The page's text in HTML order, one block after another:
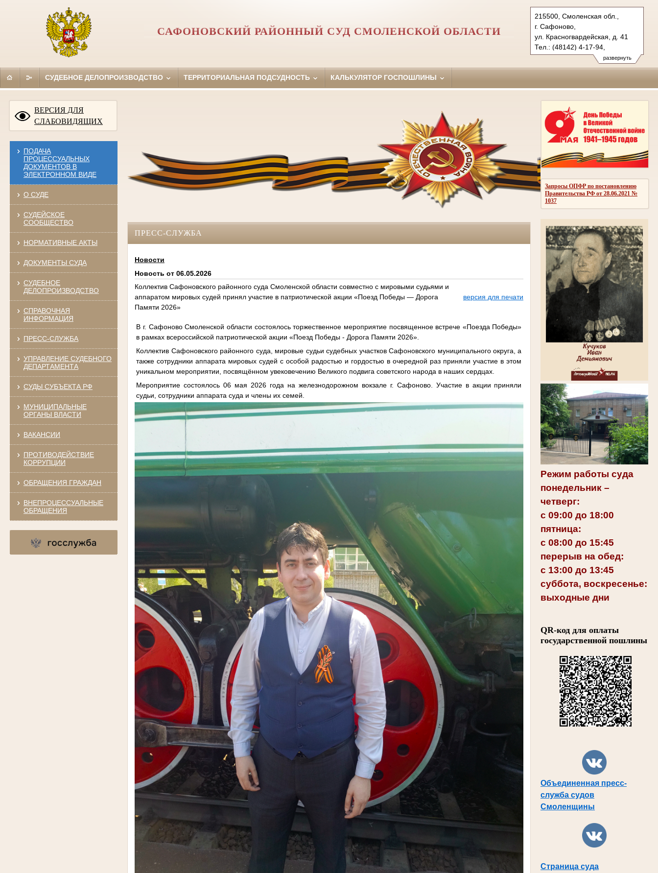
развернуть
215500, Смоленская обл.,
г. Сафоново,
ул. Красногвардейская, д. 41
Тел.: (48142) 4-17-94,
(48139) 2-14-72
safonovo.sml@sudrf.ru
САФОНОВСКИЙ РАЙОННЫЙ СУД СМОЛЕНСКОЙ ОБЛАСТИ
СУДЕБНОЕ ДЕЛОПРОИЗВОДСТВО ТЕРРИТОРИАЛЬНАЯ ПОДСУДНОСТЬ КАЛЬКУЛЯТОР ГОСПОШЛИНЫ
ВЕРСИЯ ДЛЯ
СЛАБОВИДЯЩИХ
ПОДАЧА
ПРОЦЕССУАЛЬНЫХ
ДОКУМЕНТОВ В
ЭЛЕКТРОННОМ ВИДЕ
О СУДЕ
СУДЕЙСКОЕ
СООБЩЕСТВО
НОРМАТИВНЫЕ АКТЫ
ДОКУМЕНТЫ СУДА
СУДЕБНОЕ
ДЕЛОПРОИЗВОДСТВО
СПРАВОЧНАЯ
ИНФОРМАЦИЯ
ПРЕСС-СЛУЖБА
УПРАВЛЕНИЕ СУДЕБНОГО
ДЕПАРТАМЕНТА
СУДЫ СУБЪЕКТА РФ
МУНИЦИПАЛЬНЫЕ
ОРГАНЫ ВЛАСТИ
ВАКАНСИИ
ПРОТИВОДЕЙСТВИЕ
КОРРУПЦИИ
ОБРАЩЕНИЯ ГРАЖДАН
ВНЕПРОЦЕССУАЛЬНЫЕ
ОБРАЩЕНИЯ
Запросы ОПФР по постановлению
Правительства РФ от 28.06.2021 №
1037
Режим работы суда
понедельник –
четверг:
с 09:00 до 18:00
пятница:
с 08:00 до 15:45
перерыв на обед:
с 13:00 до 13:45
суббота, воскресенье:
выходные дни
QR-код для оплаты
государственной пошлины
Объединенная пресс-
служба судов
Смоленщины
Страница суда
ПРЕСС-СЛУЖБА
Новости
Новость от 06.05.2026
Коллектив Сафоновского районного суда Смоленской области совместно с мировыми судьями и
аппаратом мировых судей принял участие в патриотической акции «Поезд Победы — Дорога
Памяти 2026»
версия для печати
В г. Сафоново Смоленской области состоялось торжественное мероприятие посвященное встрече «Поезда Победы»
в рамках всероссийской патриотической акции «Поезд Победы - Дорога Памяти 2026».
Коллектив Сафоновского районного суда, мировые судьи судебных участков Сафоновского муниципального округа, а
также сотрудники аппарата мировых судей с особой радостью и гордостью в очередной раз приняли участие в этом
уникальном мероприятии, посвящённом увековечению Великого подвига советского народа в наших сердцах.
Мероприятие состоялось 06 мая 2026 года на железнодорожном вокзале г. Сафоново. Участие в акции приняли
судьи, сотрудники аппарата суда и члены их семей.